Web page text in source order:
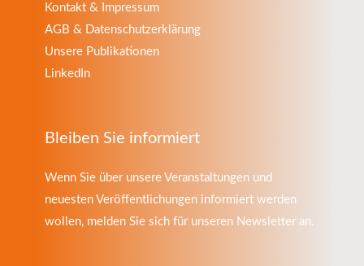
Kontakt & Impressum
AGB & Datenschutzerklärung
Unsere Publikationen
LinkedIn
Bleiben Sie informiert
Wenn Sie über unsere Veranstaltungen und
neuesten Veröffentlichungen informiert werden
wollen, melden Sie sich für unseren Newsletter an.